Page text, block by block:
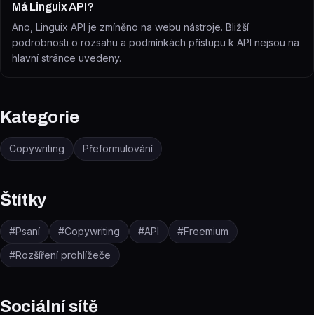
Má Linguix API?
Ano, Linguix API je zmíněno na webu nástroje. Bližší
podrobnosti o rozsahu a podmínkách přístupu k API nejsou na
hlavní stránce uvedeny.
Kategorie
Copywriting Přeformulování
Štítky
#Psaní #Copywriting #API #Freemium
#Rozšíření prohlížeče
Sociální sítě